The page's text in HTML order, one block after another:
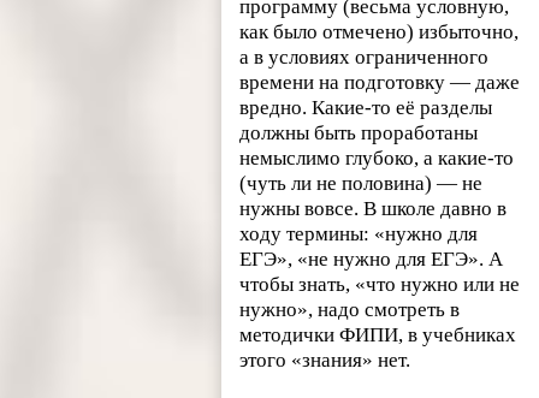
программу (весьма условную,
как было отмечено) избыточно,
а в условиях ограниченного
времени на подготовку — даже
вредно. Какие-то её разделы
должны быть проработаны
немыслимо глубоко, а какие-то
(чуть ли не половина) — не
нужны вовсе. В школе давно в
ходу термины: «нужно для
ЕГЭ», «не нужно для ЕГЭ». А
чтобы знать, «что нужно или не
нужно», надо смотреть в
методички ФИПИ, в учебниках
этого «знания» нет.